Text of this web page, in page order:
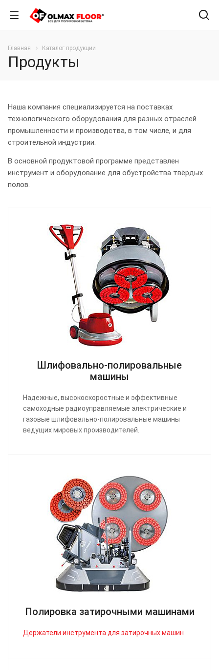
Главная Каталог продукции
Продукты
Наша компания специализируется на поставках
технологического оборудования для разных отраслей
промышленности и производства, в том числе, и для
строительной индустрии.
В основной продуктовой программе представлен
инструмент и оборудование для обустройства твёрдых
полов.
Шлифовально-полировальные
машины
Надежные, высокоскоростные и эффективные
самоходные радиоуправляемые электрические и
газовые шлифовально-полировальные машины
ведущих мировых производителей.
Полировка затирочными машинами
Держатели инструмента для затирочных машин